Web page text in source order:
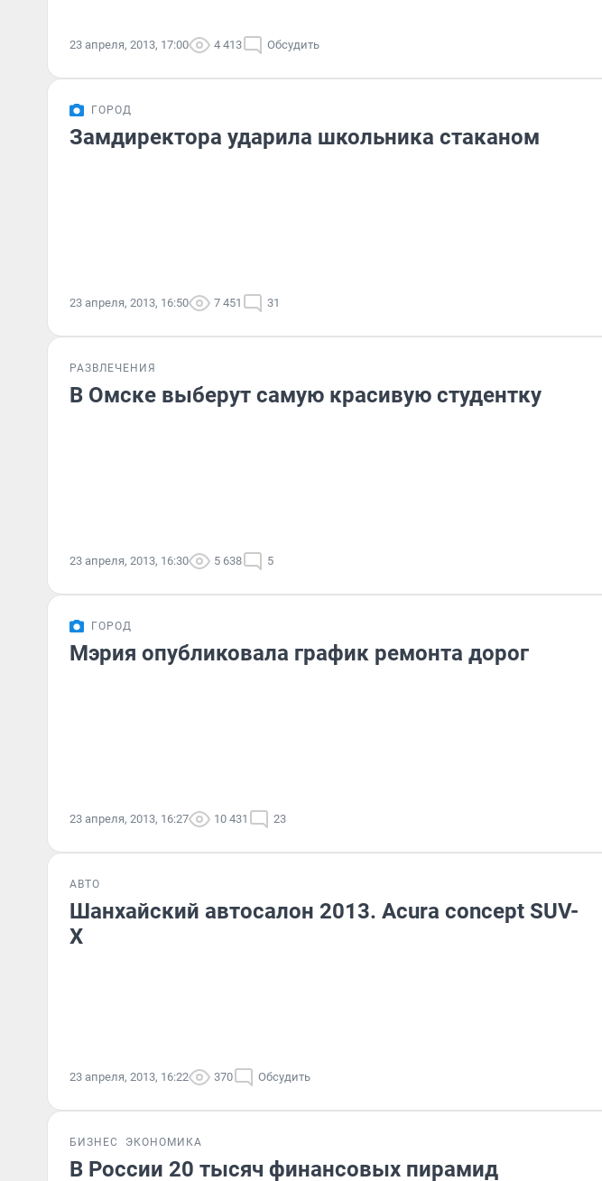
23 апреля, 2013, 17:00 4 413 Обсудить
ГОРОД
Замдиректора ударила школьника стаканом
23 апреля, 2013, 16:50 7 451 31
РАЗВЛЕЧЕНИЯ
В Омске выберут самую красивую студентку
23 апреля, 2013, 16:30 5 638 5
ГОРОД
Мэрия опубликовала график ремонта дорог
23 апреля, 2013, 16:27 10 431 23
АВТО
Шанхайский автосалон 2013. Acura concept SUV-
X
23 апреля, 2013, 16:22 370 Обсудить
БИЗНЕС ЭКОНОМИКА
В России 20 тысяч финансовых пирамид